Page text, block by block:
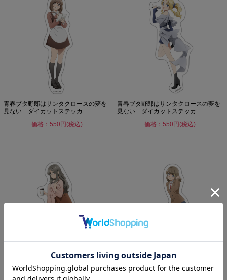
青春ブタ野郎はサンタクロースの夢を
見ない ダイカットステッカ...
価格：550円(税込)
青春ブタ野郎はサンタクロースの夢を
見ない ダイカットステッカ...
価格：550円(税込)
青春ブタ野郎はサンタクロースの夢を
見ない ダイカットステッカ...
青春ブタ野郎はサンタクロースの夢を